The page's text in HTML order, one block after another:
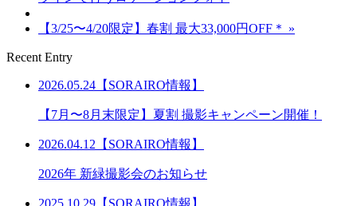
【3/25〜4/20限定】春割 最大33,000円OFF＊ »
Recent Entry
2026.05.24【SORAIRO情報】
【7月〜8月末限定】夏割 撮影キャンペーン開催！
2026.04.12【SORAIRO情報】
2026年 新緑撮影会のお知らせ
2025.10.29【SORAIRO情報】